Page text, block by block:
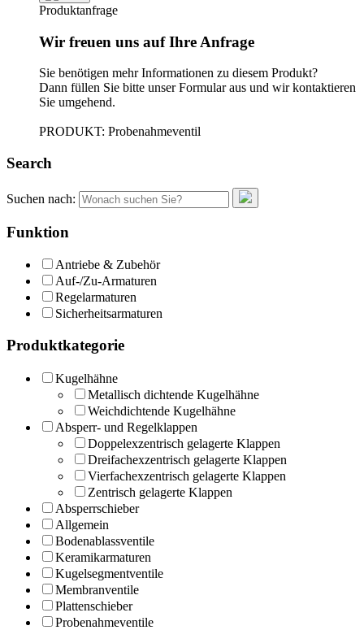
Produktanfrage
Wir freuen uns auf Ihre Anfrage
Sie benötigen mehr Informationen zu diesem Produkt?
Dann füllen Sie bitte unser Formular aus und wir kontaktieren
Sie umgehend.
PRODUKT: Probenahmeventil
Search
Suchen nach:
Funktion
Antriebe & Zubehör
Auf-/Zu-Armaturen
Regelarmaturen
Sicherheitsarmaturen
Produktkategorie
Kugelhähne
Metallisch dichtende Kugelhähne
Weichdichtende Kugelhähne
Absperr- und Regelklappen
Doppelexzentrisch gelagerte Klappen
Dreifachexzentrisch gelagerte Klappen
Vierfachexzentrisch gelagerte Klappen
Zentrisch gelagerte Klappen
Absperrschieber
Allgemein
Bodenablassventile
Keramikarmaturen
Kugelsegmentventile
Membranventile
Plattenschieber
Probenahmeventile